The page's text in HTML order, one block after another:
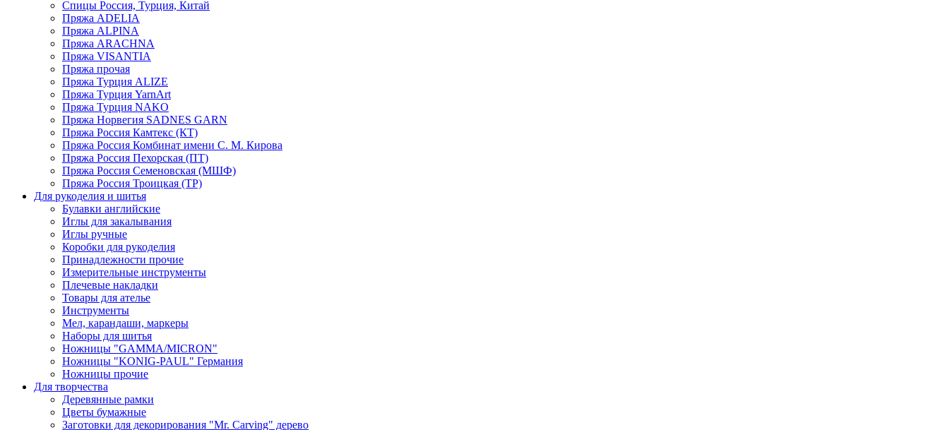
Спицы Россия, Турция, Китай
Пряжа ADELIA
Пряжа ALPINA
Пряжа ARACHNA
Пряжа VISANTIA
Пряжа прочая
Пряжа Турция ALIZE
Пряжа Турция YarnArt
Пряжа Турция NAKO
Пряжа Норвегия SADNES GARN
Пряжа Россия Камтекс (КТ)
Пряжа Россия Комбинат имени С. М. Кирова
Пряжа Россия Пехорская (ПТ)
Пряжа Россия Семеновская (МШФ)
Пряжа Россия Троицкая (ТР)
Для рукоделия и шитья
Булавки английские
Иглы для закалывания
Иглы ручные
Коробки для рукоделия
Принадлежности прочие
Измерительные инструменты
Плечевые накладки
Товары для ателье
Инструменты
Мел, карандаши, маркеры
Наборы для шитья
Ножницы "GAMMA/MICRON"
Ножницы "KONIG-PAUL" Германия
Ножницы прочие
Для творчества
Деревянные рамки
Цветы бумажные
Заготовки для декорирования "Mr. Carving" дерево